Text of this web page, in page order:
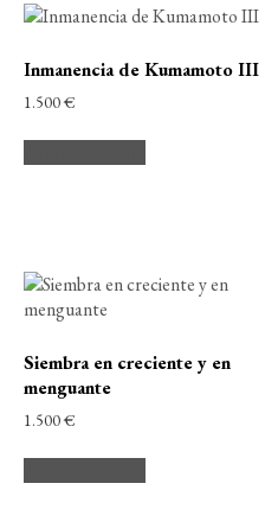
Inmanencia de Kumamoto III
1.500€
Siembra en creciente y en
menguante
1.500€